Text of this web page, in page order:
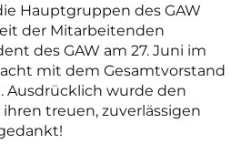
Hauptgruppen des GAW
der Mitarbeitenden
des GAW am 27. Juni im
mit dem Gesamtvorstand
Ausdrücklich wurde den
treuen, zuverlässigen